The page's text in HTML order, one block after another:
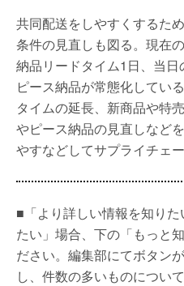
共同配送をしやすくするた
条件の見直しも図る。現在
納品リードタイム1日、当
ピース納品が常態化してい
タイムの延長、新商品や特
やピース納品の見直しなど
やすなどしてサプライチェ
■「より詳しい情報を知り
たい」場合、下の「もっと
ださい。編集部にてボタン
し、件数の多いものについ